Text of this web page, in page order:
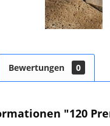
Bewertungen 0
"120